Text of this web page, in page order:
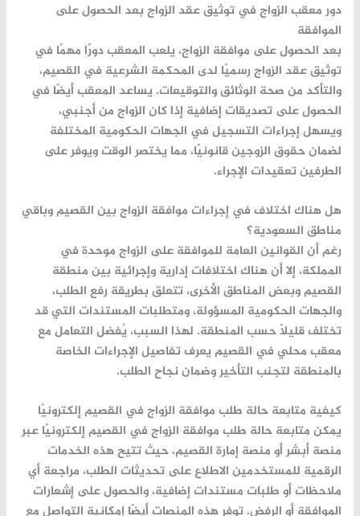
دور معقب الزواج في توثيق عقد الزواج بعد الحصول على
الموافقة
بعد الحصول على موافقة الزواج، يلعب المعقب دورًا مهمًا في
توثيق عقد الزواج رسميًا لدى المحكمة الشرعية في القصيم،
والتأكد من صحة الوثائق والتوقيعات. يساعد المعقب أيضًا في
الحصول على تصديقات إضافية إذا كان الزواج من أجنبي،
ويسهل إجراءات التسجيل في الجهات الحكومية المختلفة
لضمان حقوق الزوجين قانونيًا، مما يختصر الوقت ويوفر على
الطرفين تعقيدات الإجراء.
هل هناك اختلاف في إجراءات موافقة الزواج بين القصيم وباقي
مناطق السعودية؟
رغم أن القوانين العامة للموافقة على الزواج موحدة في
المملكة، إلا أن هناك اختلافات إدارية وإجرائية بين منطقة
القصيم وبعض المناطق الأخرى، تتعلق بطريقة رفع الطلب،
والجهات الحكومية المسؤولة، ومتطلبات المستندات التي قد
تختلف قليلاً حسب المنطقة. لهذا السبب، يُفضل التعامل مع
معقب محلي في القصيم يعرف تفاصيل الإجراءات الخاصة
بالمنطقة لتجنب التأخير وضمان نجاح الطلب.
كيفية متابعة حالة طلب موافقة الزواج في القصيم إلكترونيًا
يمكن متابعة حالة طلب موافقة الزواج في القصيم إلكترونيًا عبر
منصة أبشر أو منصة إمارة القصيم، حيث تتيح هذه الخدمات
الرقمية للمستخدمين الاطلاع على تحديثات الطلب، مراجعة أي
ملاحظات أو طلبات مستندات إضافية، والحصول على إشعارات
الموافقة أو الرفض. توفر هذه المنصات أيضًا إمكانية التواصل مع